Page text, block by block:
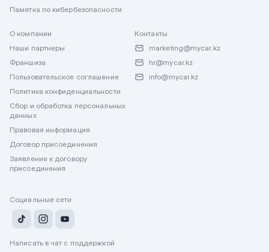
Памятка по кибербезопасности
О компании
Наши партнеры
Франшиза
Пользовательское соглашение
Политика конфиденциальности
Сбор и обработка персональных
данных
Правовая информация
Договор присоединения
Заявление к договору
присоединения
Контакты
marketing@mycar.kz
hr@mycar.kz
info@mycar.kz
Социальные сети
Написать в чат с поддержкой